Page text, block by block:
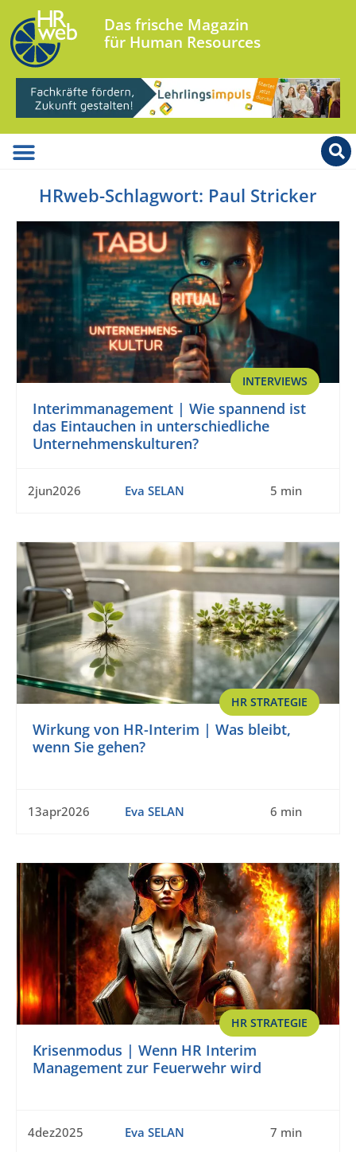
Das frische Magazin
für Human Resources
HRweb-Schlagwort: Paul Stricker
INTERVIEWS
Interimmanagement | Wie spannend ist
das Eintauchen in unterschiedliche
Unternehmenskulturen?
2jun2026 Eva SELAN 5 min
HR STRATEGIE
Wirkung von HR-Interim | Was bleibt,
wenn Sie gehen?
13apr2026 Eva SELAN 6 min
HR STRATEGIE
Krisenmodus | Wenn HR Interim
Management zur Feuerwehr wird
4dez2025 Eva SELAN 7 min